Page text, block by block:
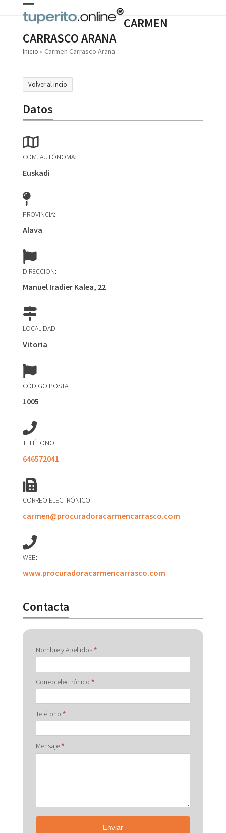
Open
mobile
menu
Close
mobile
menu
CARMEN
CARRASCO ARANA
Inicio » Carmen Carrasco Arana
Volver al incio
Datos
COM. AUTÓNOMA:
Euskadi
PROVINCIA:
Alava
DIRECCION:
Manuel Iradier Kalea, 22
LOCALIDAD:
Vitoria
CÓDIGO POSTAL:
1005
TELÉFONO:
646572041
CORREO ELECTRÓNICO:
carmen@procuradoracarmencarrasco.com
WEB:
www.procuradoracarmencarrasco.com
Contacta
Contactar
con
Nombre y Apellidos*
Correo electrónico *
Teléfono *
Mensaje*
Enviar